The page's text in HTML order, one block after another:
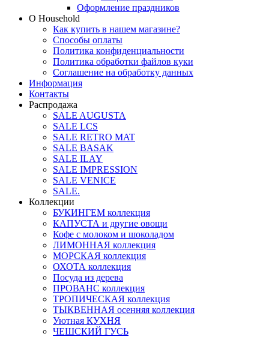
Оформление праздников
О Household
Как купить в нашем магазине?
Способы оплаты
Политика конфиденциальности
Политика обработки файлов куки
Соглашение на обработку данных
Информация
Контакты
Распродажа
SALE AUGUSTA
SALE LCS
SALE RETRO MAT
SALE BASAK
SALE ILAY
SALE IMPRESSION
SALE VENICE
SALE.
Коллекции
БУКИНГЕМ коллекция
КАПУСТА и другие овощи
Кофе с молоком и шоколадом
ЛИМОННАЯ коллекция
МОРСКАЯ коллекция
ОХОТА коллекция
Посуда из дерева
ПРОВАНС коллекция
ТРОПИЧЕСКАЯ коллекция
ТЫКВЕННАЯ осенняя коллекция
Уютная КУХНЯ
ЧЕШСКИЙ ГУСЬ